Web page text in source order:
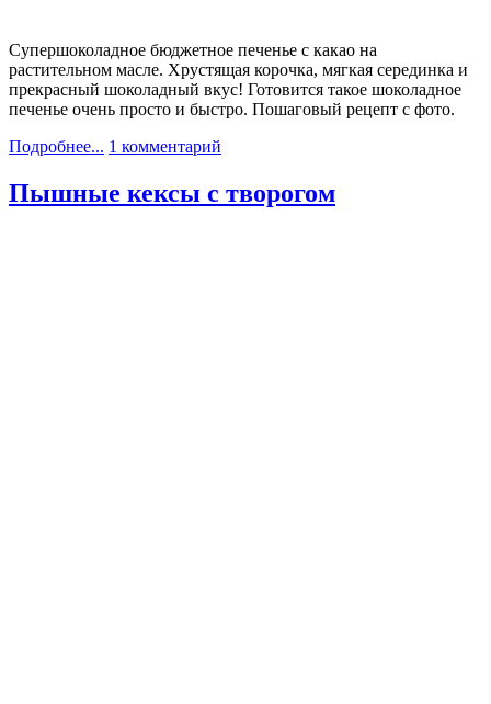
Супершоколадное бюджетное печенье с какао на
растительном масле. Хрустящая корочка, мягкая серединка и
прекрасный шоколадный вкус! Готовится такое шоколадное
печенье очень просто и быстро. Пошаговый рецепт с фото.
Подробнее... 1 комментарий
Пышные кексы с творогом